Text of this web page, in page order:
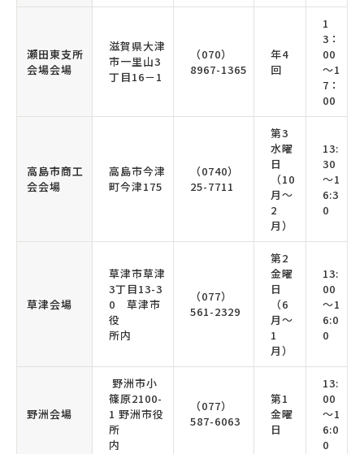
瀬田東支所
会場会場
滋賀県大津
市一里山3
丁目16－1
（070）
8967-1365
年4
回
1
3：
00
～1
7：
00
高島市商工
会会場
高島市今津
町今津175
（0740）
25-7711
第3
水曜
日
（10
月～
2
月）
13:
30
～1
6:3
0
草津会場
草津市草津
3丁目13-3
0 草津市
役
所内
（077）
561-2329
第2
金曜
日
（6
月～
1
月）
13:
00
～1
6:0
0
野洲会場
野洲市小
篠原2100-
1 野洲市役
所
内
（077）
587-6063
第1
金曜
日
13:
00
～1
6:0
0